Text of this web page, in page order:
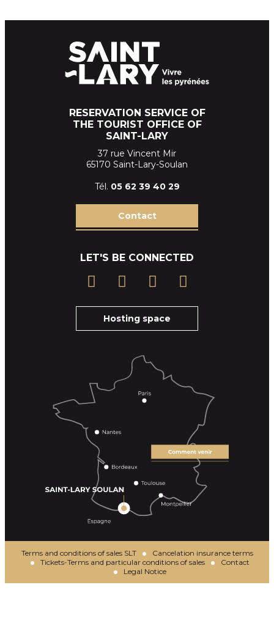
RESERVATION SERVICE OF
THE TOURIST OFFICE OF
SAINT-LARY
37 rue Vincent Mir
65170 Saint-Lary-Soulan
Tél. 05 62 39 40 29
Contact
LET'S BE CONNECTED
Hosting space
Terms and conditions of sales SLT
Cancelation insurance terms
Tickets-Terms and particular conditions of sales
Contact
Legal Notice